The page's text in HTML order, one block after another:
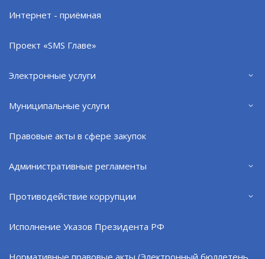
Интернет - приёмная
Проект «SMS Главе»
Электронные услуги
Муниципальные услуги
Правовые акты в сфере закупок
Административные регламенты
Противодействие коррупции
Исполнение Указов Президента РФ
Нормативные правовые акты (Электронный бюллетень
Североморск / Приморская площадь. Автор: Усачев А.Н.
Официальный сайт ОМСУ муниципального